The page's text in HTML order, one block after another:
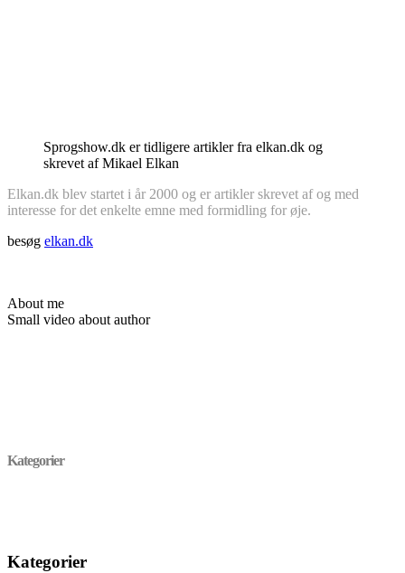
Sprogshow.dk er tidligere artikler fra elkan.dk og
skrevet af Mikael Elkan
Elkan.dk blev startet i år 2000 og er artikler skrevet af og med
interesse for det enkelte emne med formidling for øje.
besøg elkan.dk
About me
Small video about author
Kategorier
Kategorier